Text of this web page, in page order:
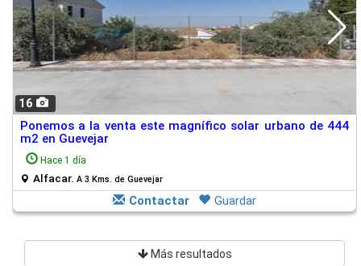
16
Ponemos a la venta este magnífico solar urbano de 444
m2 en Guevejar
Hace 1 día
Alfacar. A 3 Kms. de Guevejar
Contactar Guardar
Más resultados